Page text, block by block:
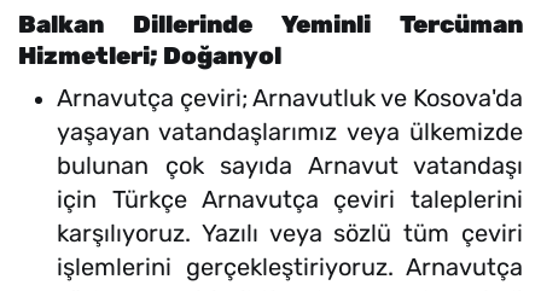
Balkan Dillerinde Yeminli Tercüman
Hizmetleri; Doğanyol
Arnavutça çeviri; Arnavutluk ve Kosova'da
yaşayan vatandaşlarımız veya ülkemizde
bulunan çok sayıda Arnavut vatandaşı
için Türkçe Arnavutça çeviri taleplerini
karşılıyoruz. Yazılı veya sözlü tüm çeviri
işlemlerini gerçekleştiriyoruz. Arnavutça